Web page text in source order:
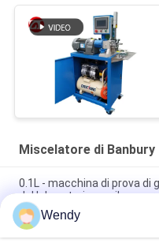
Miscelatore di Banbury
0.1L - macchina di prova
del laboratorio con il
Impastatore della
efficienti di Banbury adatto
Wendy